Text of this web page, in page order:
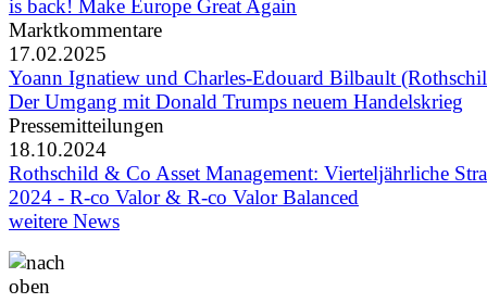
is back! Make Europe Great Again
Marktkommentare
17.02.2025
Yoann Ignatiew und Charles-Edouard Bilbault
Der Umgang mit Donald Trumps neuem Handelskrieg
Pressemitteilungen
18.10.2024
Rothschild & Co Asset Management: Vierteljährliche
2024 - R-co Valor & R-co Valor Balanced
weitere News